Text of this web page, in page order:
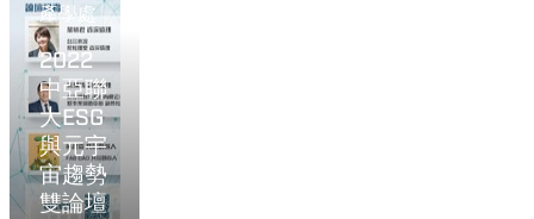
產學處
2022
中亞聯
大ESG
與元宇
宙趨勢
雙論壇